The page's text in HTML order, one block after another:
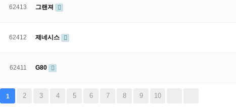
62413 그랜져
62412 제네시스
62411 G80
1 2 3 4 5 6 7 8 9 10